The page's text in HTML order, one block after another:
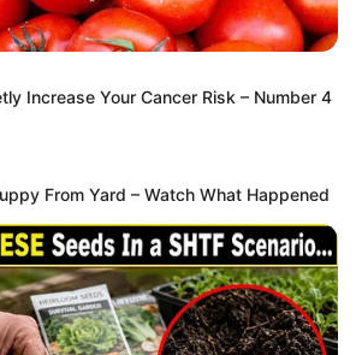
Increase Your Cancer Risk – Number 4
From Yard – Watch What Happened